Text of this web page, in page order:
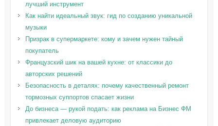
лучший инструмент
Как найти идеальный звук: гид по созданию уникальной
музыки
Призрак в супермаркете: кому и зачем нужен тайный
покупатель
Французский шик на вашей кухне: от классики до
авторских решений
Безопасность в деталях: почему качественный ремонт
тормозных суппортов спасает жизни
До бизнеса — рукой подать: как реклама на Бизнес ФМ
привлекает деловую аудиторию